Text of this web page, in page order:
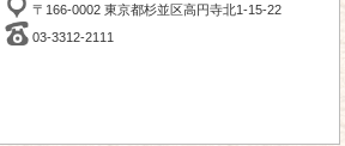
〒166-0002 東京都杉並区高円寺北1-15-22
03-3312-2111